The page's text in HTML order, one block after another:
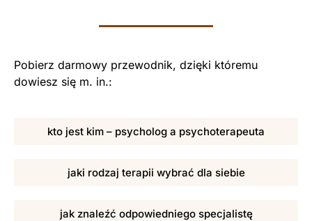
Pobierz darmowy przewodnik, dzięki któremu
dowiesz się m. in.:
kto jest kim – psycholog a psychoterapeuta
jaki rodzaj terapii wybrać dla siebie
jak znaleźć odpowiedniego specjalistę